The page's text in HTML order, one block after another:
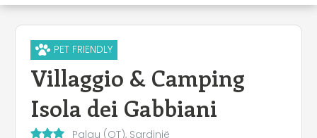
PET FRIENDLY
Villaggio & Camping
Isola dei Gabbiani
Palau (OT), Sardinië